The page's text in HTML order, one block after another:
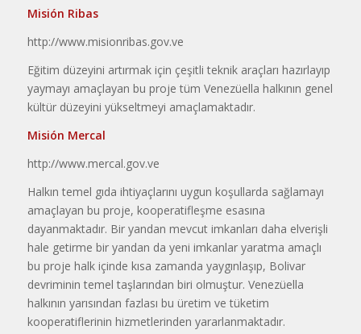
Misión Ribas
http://www.misionribas.gov.ve
Eğitim düzeyini artırmak için çe­şitli teknik araçları hazırlayıp
yayma­yı amaçlayan bu proje tüm Venezüel­la halkının genel
kültür düzeyini yük­seltmeyi amaçlamaktadır.
Misión Mercal
http://www.mercal.gov.ve
Halkın temel gıda ihtiyaçlarını uygun koşullarda sağlamayı
amaçla­yan bu proje, kooperatifleşme esasına
dayanmaktadır. Bir yandan mevcut imkanları daha elverişli
hale getirme bir yandan da yeni imkanlar yaratma amaçlı
bu proje halk içinde kısa za­manda yaygınlaşıp, Bolivar
devrimi­nin temel taşlarından biri olmuştur. Venezüella
halkının yarısından fazlası bu üretim ve tüketim
kooperatiflerinin hizmetlerinden yararlanmaktadır.